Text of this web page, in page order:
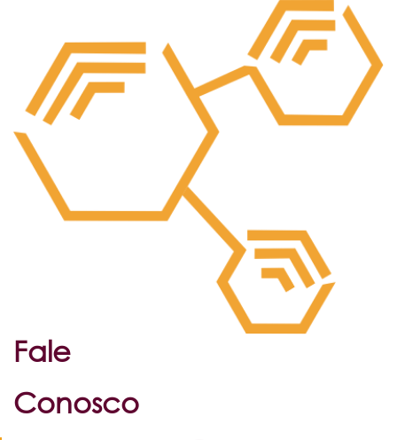
Fale
Conosco